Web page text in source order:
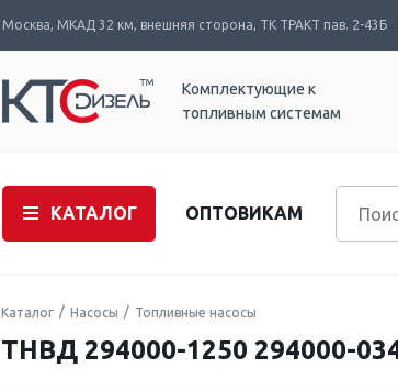
Москва, МКАД 32 км, внешняя сторона, ТК ТРАКТ пав. 2-43Б
Комплектующие к
топливным системам
КАТАЛОГ ОПТОВИКАМ
Каталог Насосы Топливные насосы
ТНВД 294000-1250 294000-